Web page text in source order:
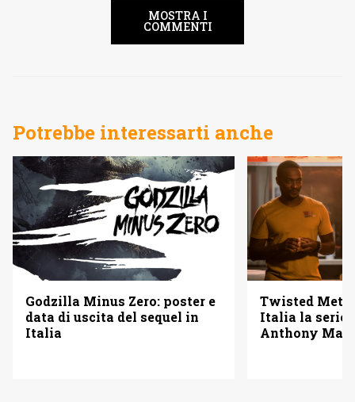
MOSTRA I
COMMENTI
Potrebbe interessarti anche
Godzilla Minus Zero: poster e
data di uscita del sequel in
Italia
Twisted
Italia la serie
Anthony